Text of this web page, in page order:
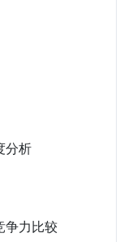
分析
争力比较